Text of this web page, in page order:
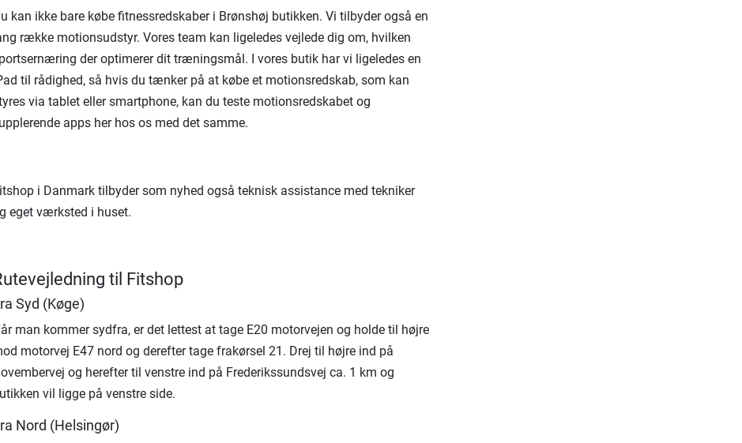
kan ikke bare købe fitnessredskaber i Brønshøj butikken. Vi tilbyder også en
række motionsudstyr. Vores team kan ligeledes vejlede dig om, hvilken
der optimerer dit træningsmål. I vores butik har vi ligeledes en
til rådighed, så hvis du tænker på at købe et motionsredskab, som kan
via tablet eller smartphone, kan du teste motionsredskabet og
apps her hos os med det samme.
i Danmark tilbyder som nyhed også teknisk assistance med tekniker
eget værksted i huset.
til Fitshop
Syd (Køge)
man kommer sydfra, er det lettest at tage E20 motorvejen og holde til højre
motorvej E47 nord og derefter tage frakørsel 21. Drej til højre ind på
og herefter til venstre ind på Frederikssundsvej ca. 1 km og
vil ligge på venstre side.
Nord (Helsingør)